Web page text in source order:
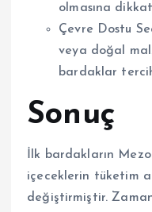
olmasına
Çevre Dostu
veya doğal
bardaklar
Sonuç
İlk bardakların
içeceklerin tüketim
değiştirmiştir.